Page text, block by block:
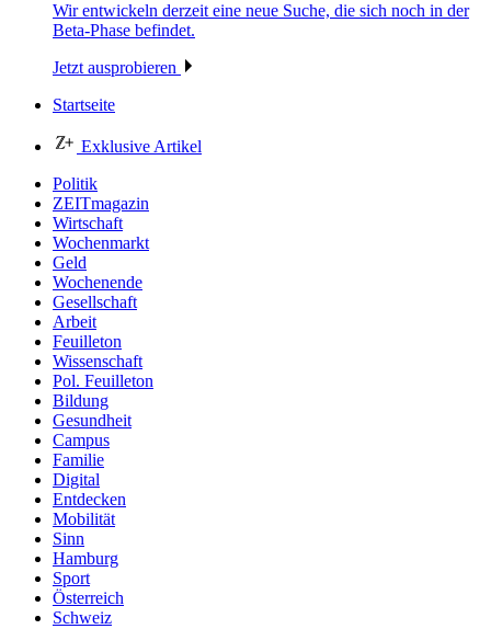
Wir entwickeln derzeit eine neue Suche, die sich noch in der
Beta-Phase befindet.
Jetzt ausprobieren
Startseite
Exklusive Artikel
Politik
ZEITmagazin
Wirtschaft
Wochenmarkt
Geld
Wochenende
Gesellschaft
Arbeit
Feuilleton
Wissenschaft
Pol. Feuilleton
Bildung
Gesundheit
Campus
Familie
Digital
Entdecken
Mobilität
Sinn
Hamburg
Sport
Österreich
Schweiz